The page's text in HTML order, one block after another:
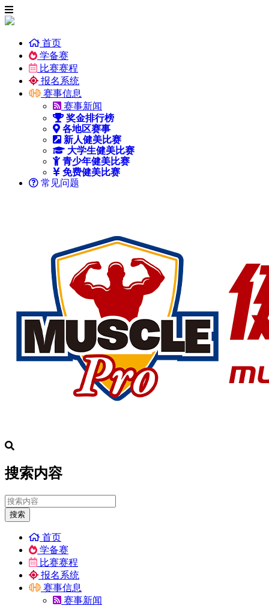
首页
学备赛
比赛赛程
报名系统
赛事信息
赛事新闻
奖金排行榜
各地区赛事
新人健美比赛
大学生健美比赛
青少年健美比赛
免费健美比赛
常见问题
搜索内容
搜索
首页
学备赛
比赛赛程
报名系统
赛事信息
赛事新闻